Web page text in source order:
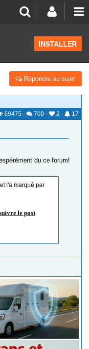
INSTALLER
LIMOUSIN
Répondre au sujet
69475 - 700 - 2 -
17
du ce forum!
l'a marqué par
le post